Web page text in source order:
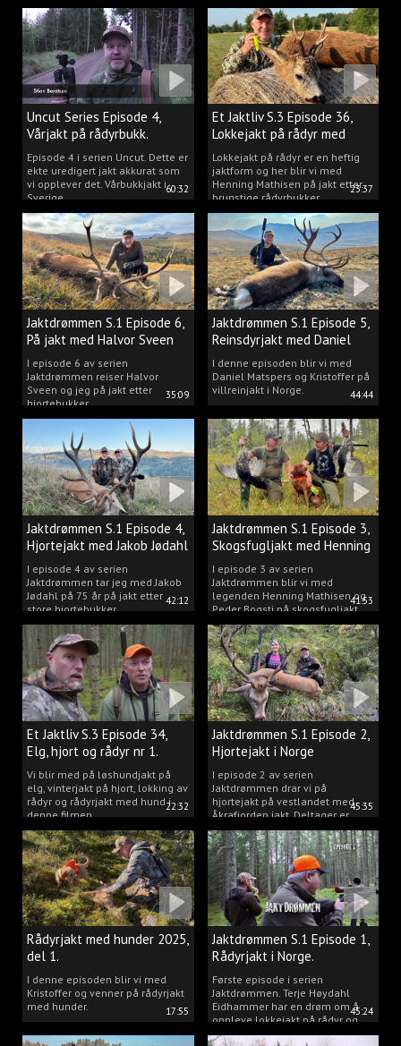
60:32
Uncut Series Episode 4,
Vårjakt på rådyrbukk.
Episode 4 i serien Uncut. Dette er
ekte uredigert jakt akkurat som
vi opplever det. Vårbukkjakt i
Sverige.
23:37
Et Jaktliv S.3 Episode 36,
Lokkejakt på rådyr med
Henning Mathisen
Lokkejakt på rådyr er en heftig
jaktform og her blir vi med
Henning Mathisen på jakt etter
brunstige rådyrbukker.
35:09
Jaktdrømmen S.1 Episode 6,
På jakt med Halvor Sveen
I episode 6 av serien
Jaktdrømmen reiser Halvor
Sveen og jeg på jakt etter
hjortebukker.
44:44
Jaktdrømmen S.1 Episode 5,
Reinsdyrjakt med Daniel
Matspers.
I denne episoden blir vi med
Daniel Matspers og Kristoffer på
villreinjakt i Norge.
42:12
Jaktdrømmen S.1 Episode 4,
Hjortejakt med Jakob Jødahl
I episode 4 av serien
Jaktdrømmen tar jeg med Jakob
Jødahl på 75 år på jakt etter
store hjortebukker.
41:53
Jaktdrømmen S.1 Episode 3,
Skogsfugljakt med Henning
og Peder
I episode 3 av serien
Jaktdrømmen blir vi med
legenden Henning Mathisen og
Peder Bogsti på skogsfugljakt.
22:32
Et Jaktliv S.3 Episode 34,
Elg, hjort og rådyr nr 1.
2025
Vi blir med på løshundjakt på
elg, vinterjakt på hjort, lokking av
rådyr og rådyrjakt med hund i
denne filmen.
45:35
Jaktdrømmen S.1 Episode 2,
Hjortejakt i Norge
I episode 2 av serien
Jaktdrømmen drar vi på
hjortejakt på vestlandet med
Åkrafjorden jakt. Deltager er
Michelle Sofi Thomassen.
17:55
Rådyrjakt med hunder 2025,
del 1.
I denne episoden blir vi med
Kristoffer og venner på rådyrjakt
med hunder.
45:24
Jaktdrømmen S.1 Episode 1,
Rådyrjakt i Norge.
Første episode i serien
Jaktdrømmen. Terje Høydahl
Eidhammer har en drøm om å
oppleve lokkejakt på rådyr og
målet vårt er å gjøre den